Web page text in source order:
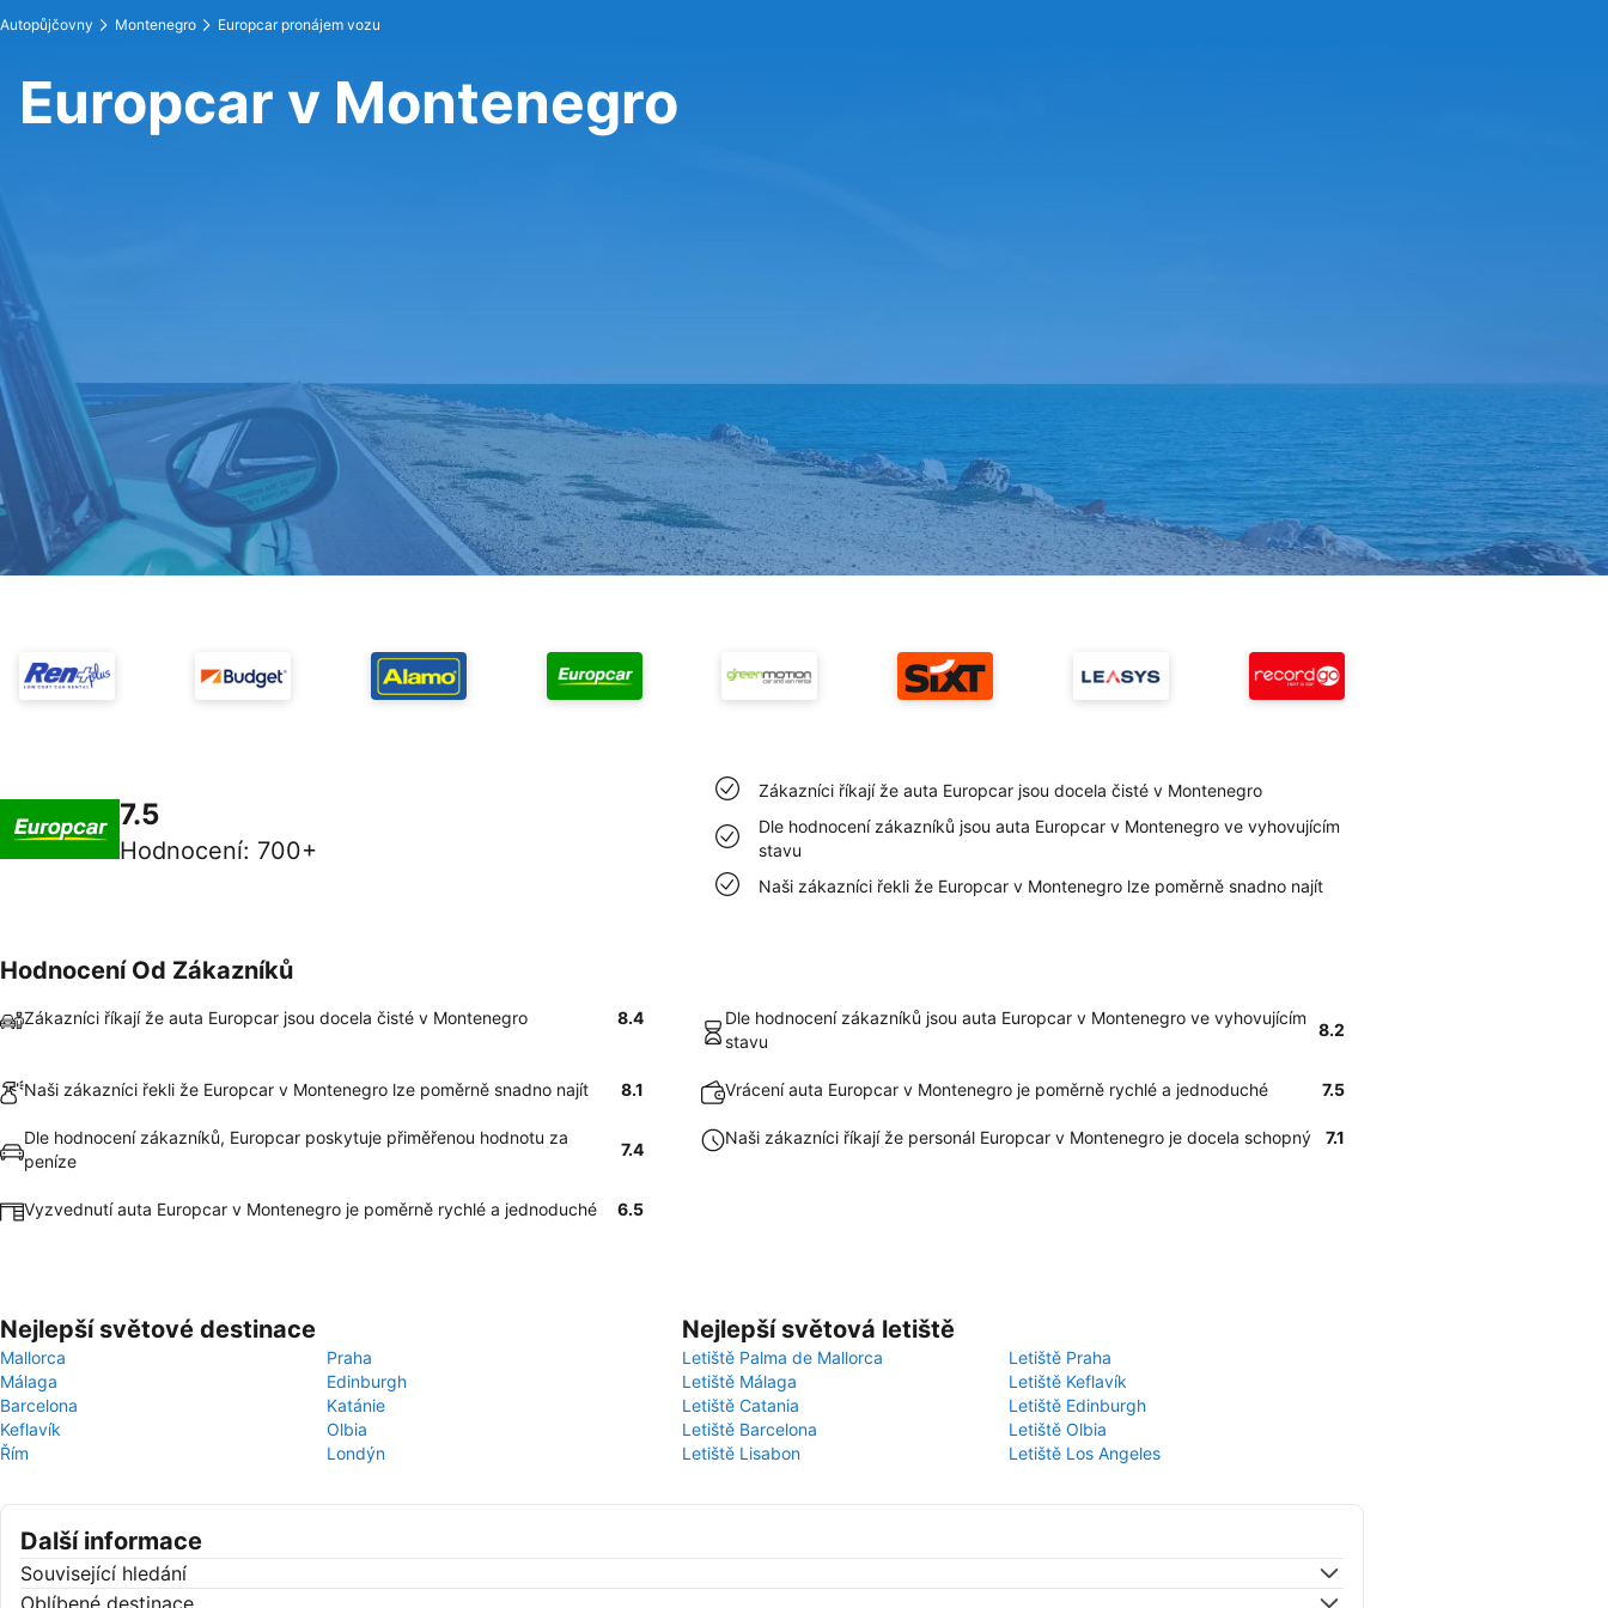
Autopůjčovny Montenegro Europcar pronájem vozu
Europcar v Montenegro
7.5
Hodnocení: 700+
Zákazníci říkají že auta Europcar jsou docela čisté v Montenegro
Dle hodnocení zákazníků jsou auta Europcar v Montenegro ve vyhovujícím
stavu
Naši zákazníci řekli že Europcar v Montenegro lze poměrně snadno najít
Hodnocení Od Zákazníků
Zákazníci říkají že auta Europcar jsou docela čisté v Montenegro 8.4
Dle hodnocení zákazníků jsou auta Europcar v Montenegro ve vyhovujícím
stavu
8.2
Naši zákazníci řekli že Europcar v Montenegro lze poměrně snadno najít 8.1 Vrácení auta Europcar v Montenegro je poměrně rychlé a jednoduché 7.5
Dle hodnocení zákazníků, Europcar poskytuje přiměřenou hodnotu za
peníze
7.4
Naši zákazníci říkají že personál Europcar v Montenegro je docela schopný 7.1
Vyzvednutí auta Europcar v Montenegro je poměrně rychlé a jednoduché 6.5
Nejlepší světové destinace
Mallorca
Praha
Málaga
Edinburgh
Barcelona
Katánie
Keflavík
Olbia
Řím
Londýn
Nejlepší světová letiště
Letiště Palma de Mallorca
Letiště Praha
Letiště Málaga
Letiště Keflavík
Letiště Catania
Letiště Edinburgh
Letiště Barcelona
Letiště Olbia
Letiště Lisabon
Letiště Los Angeles
Další informace
Související hledání
Oblíbené destinace